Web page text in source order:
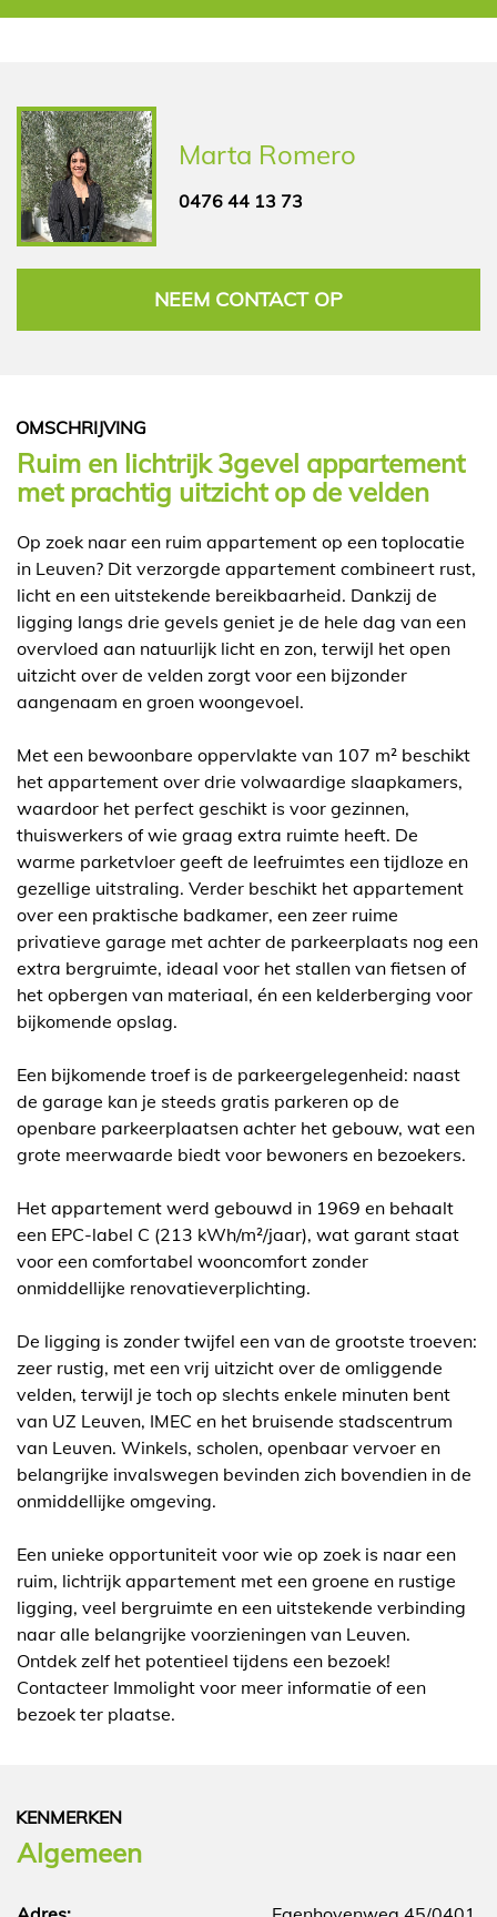
Marta Romero
0476 44 13 73
NEEM CONTACT OP
OMSCHRIJVING
Ruim en lichtrijk 3gevel appartement
met prachtig uitzicht op de velden
Op zoek naar een ruim appartement op een toplocatie
in Leuven? Dit verzorgde appartement combineert rust,
licht en een uitstekende bereikbaarheid. Dankzij de
ligging langs drie gevels geniet je de hele dag van een
overvloed aan natuurlijk licht en zon, terwijl het open
uitzicht over de velden zorgt voor een bijzonder
aangenaam en groen woongevoel.
Met een bewoonbare oppervlakte van 107 m² beschikt
het appartement over drie volwaardige slaapkamers,
waardoor het perfect geschikt is voor gezinnen,
thuiswerkers of wie graag extra ruimte heeft. De
warme parketvloer geeft de leefruimtes een tijdloze en
gezellige uitstraling. Verder beschikt het appartement
over een praktische badkamer, een zeer ruime
privatieve garage met achter de parkeerplaats nog een
extra bergruimte, ideaal voor het stallen van fietsen of
het opbergen van materiaal, én een kelderberging voor
bijkomende opslag.
Een bijkomende troef is de parkeergelegenheid: naast
de garage kan je steeds gratis parkeren op de
openbare parkeerplaatsen achter het gebouw, wat een
grote meerwaarde biedt voor bewoners en bezoekers.
Het appartement werd gebouwd in 1969 en behaalt
een EPC-label C (213 kWh/m²/jaar), wat garant staat
voor een comfortabel wooncomfort zonder
onmiddellijke renovatieverplichting.
De ligging is zonder twijfel een van de grootste troeven:
zeer rustig, met een vrij uitzicht over de omliggende
velden, terwijl je toch op slechts enkele minuten bent
van UZ Leuven, IMEC en het bruisende stadscentrum
van Leuven. Winkels, scholen, openbaar vervoer en
belangrijke invalswegen bevinden zich bovendien in de
onmiddellijke omgeving.
Een unieke opportuniteit voor wie op zoek is naar een
ruim, lichtrijk appartement met een groene en rustige
ligging, veel bergruimte en een uitstekende verbinding
naar alle belangrijke voorzieningen van Leuven.
Ontdek zelf het potentieel tijdens een bezoek!
Contacteer Immolight voor meer informatie of een
bezoek ter plaatse.
KENMERKEN
Algemeen